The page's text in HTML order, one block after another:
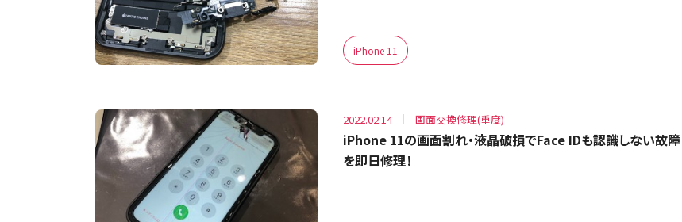
iPhone 11
2022.02.14 画面交換修理(重度)
iPhone 11の画面割れ・液晶破損でFace IDも認識しない故障
を即日修理！